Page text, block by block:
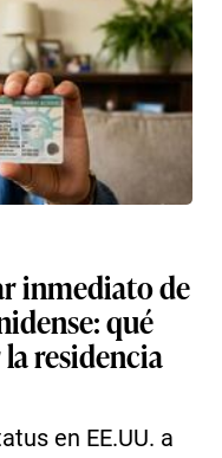
inmediato de
qué
residencia
en EE.UU. a